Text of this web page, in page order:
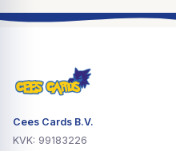
€1.299,99.€1.249,99.
Cees Cards B.V.
KVK: 99183226